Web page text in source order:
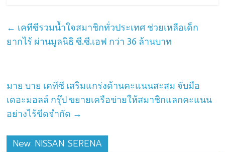
← เคทีซีรวมน้ำใจสมาชิกทั่วประเทศ ช่วยเหลือเด็ก
ยากไร้ ผ่านมูลนิธิ ซี.ซี.เอฟ กว่า 36 ล้านบาท
มาย บาย เคทีซี เสริมแกร่งด้านคะแนนสะสม จับมือ
เดอะมอลล์ กรุ๊ป ขยายเครือข่ายให้สมาชิกแลกคะแนน
อย่างไร้ขีดจำกัด →
New NISSAN SERENA